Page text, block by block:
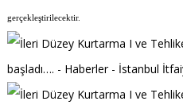
gerçekleştirilecektir.